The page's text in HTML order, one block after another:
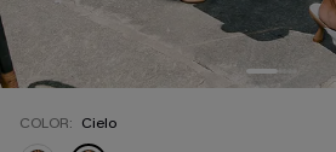
COLOR: Cielo